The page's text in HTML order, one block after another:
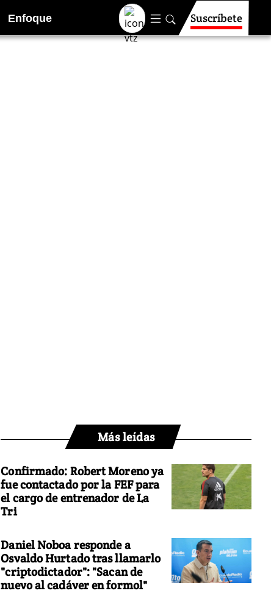
Enfoque Suscríbete
Más leídas
Confirmado: Robert Moreno ya
fue contactado por la FEF para
el cargo de entrenador de La
Tri
Daniel Noboa responde a
Osvaldo Hurtado tras llamarlo
"criptodictador": "Sacan de
nuevo al cadáver en formol"